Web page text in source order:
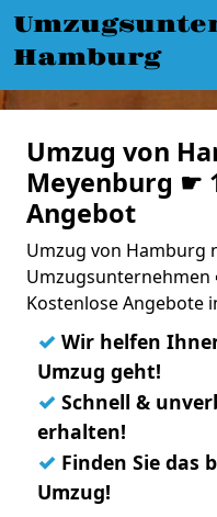
Hamburg
Umzug von
Meyenburg ☛
Angebot
Umzug von Hamburg
Umzugsunternehmen
Kostenlose Angebote
✓ Wir helfen
Umzug geht!
✓ Schnell &
erhalten!
✓ Finden Sie das
Umzug!